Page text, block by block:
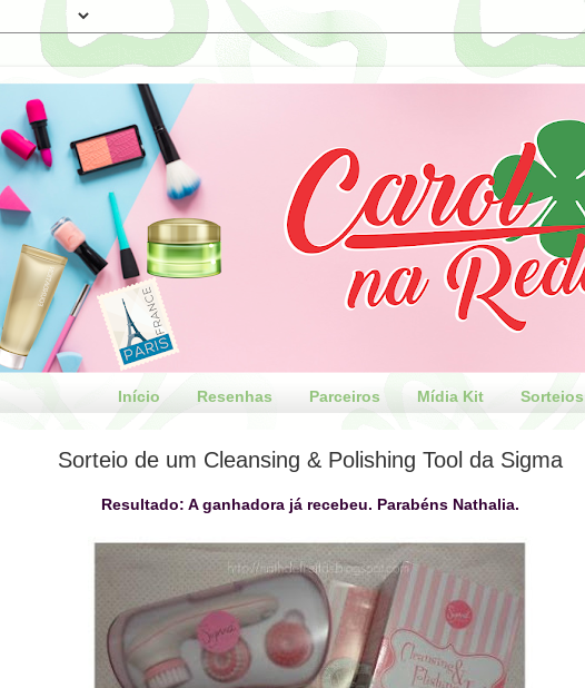
Início Resenhas Parceiros Mídia Kit Sorteios
Sorteio de um Cleansing & Polishing Tool da Sigma
Resultado: A ganhadora já recebeu. Parabéns Nathalia.